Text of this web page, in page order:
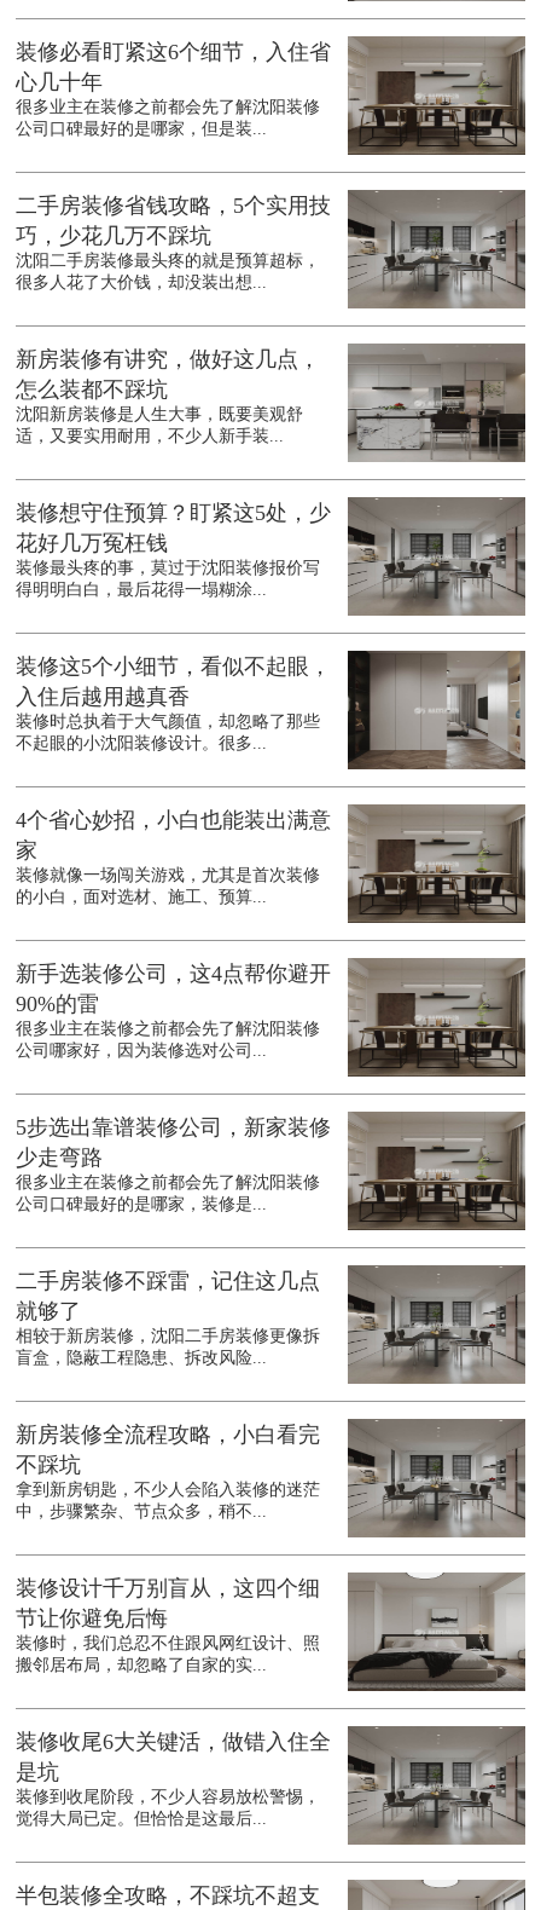
装修必看盯紧这6个细节，入住省
心几十年
很多业主在装修之前都会先了解沈阳装修
公司口碑最好的是哪家，但是装...
二手房装修省钱攻略，5个实用技
巧，少花几万不踩坑
沈阳二手房装修最头疼的就是预算超标，
很多人花了大价钱，却没装出想...
新房装修有讲究，做好这几点，
怎么装都不踩坑
沈阳新房装修是人生大事，既要美观舒
适，又要实用耐用，不少人新手装...
装修想守住预算？盯紧这5处，少
花好几万冤枉钱
装修最头疼的事，莫过于沈阳装修报价写
得明明白白，最后花得一塌糊涂...
装修这5个小细节，看似不起眼，
入住后越用越真香
装修时总执着于大气颜值，却忽略了那些
不起眼的小沈阳装修设计。很多...
4个省心妙招，小白也能装出满意
家
装修就像一场闯关游戏，尤其是首次装修
的小白，面对选材、施工、预算...
新手选装修公司，这4点帮你避开
90%的雷
很多业主在装修之前都会先了解沈阳装修
公司哪家好，因为装修选对公司...
5步选出靠谱装修公司，新家装修
少走弯路
很多业主在装修之前都会先了解沈阳装修
公司口碑最好的是哪家，装修是...
二手房装修不踩雷，记住这几点
就够了
相较于新房装修，沈阳二手房装修更像拆
盲盒，隐蔽工程隐患、拆改风险...
新房装修全流程攻略，小白看完
不踩坑
拿到新房钥匙，不少人会陷入装修的迷茫
中，步骤繁杂、节点众多，稍不...
装修设计千万别盲从，这四个细
节让你避免后悔
装修时，我们总忍不住跟风网红设计、照
搬邻居布局，却忽略了自家的实...
装修收尾6大关键活，做错入住全
是坑
装修到收尾阶段，不少人容易放松警惕，
觉得大局已定。但恰恰是这最后...
半包装修全攻略，不踩坑不超支